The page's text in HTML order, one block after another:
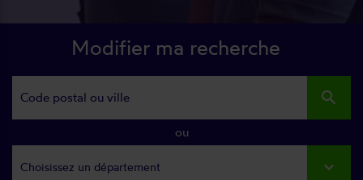
Modifier ma recherche
search
ou
Choisissez un département